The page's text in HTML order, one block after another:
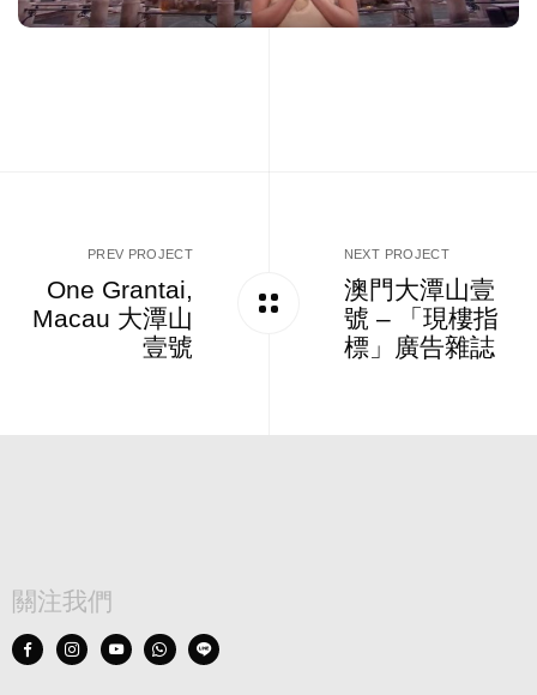
PREV PROJECT
One Grantai,
Macau 大潭山
壹號
NEXT PROJECT
澳門大潭山壹
號 – 「現樓指
標」廣告雜誌
關注我們